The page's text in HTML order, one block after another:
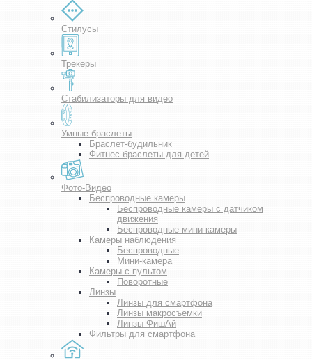
Стилусы
Трекеры
Стабилизаторы для видео
Умные браслеты
Браслет-будильник
Фитнес-браслеты для детей
Фото-Видео
Беспроводные камеры
Беспроводные камеры с датчиком
движения
Беспроводные мини-камеры
Камеры наблюдения
Беспроводные
Мини-камера
Камеры с пультом
Поворотные
Линзы
Линзы для смартфона
Линзы макросъемки
Линзы ФишАй
Фильтры для смартфона